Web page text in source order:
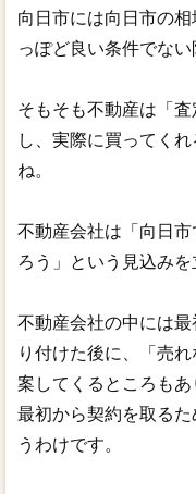
向日市には向日市の
っぽど良い条件でない
そもそも不動産は「
し、実際に買ってく
ね。
不動産会社は「向日
ろう」という見込みを
不動産会社の中には
り付けた後に、「売
案してくるところもあ
最初から契約を取る
うわけです。